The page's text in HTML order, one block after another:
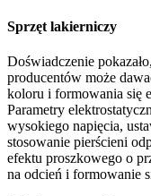
Sprzęt lakierniczy
Doświadczenie
producentów może
koloru i formowania się
Parametry
wysokiego napięcia,
stosowanie pierścieni
efektu proszkowego o
na odcień i formowanie